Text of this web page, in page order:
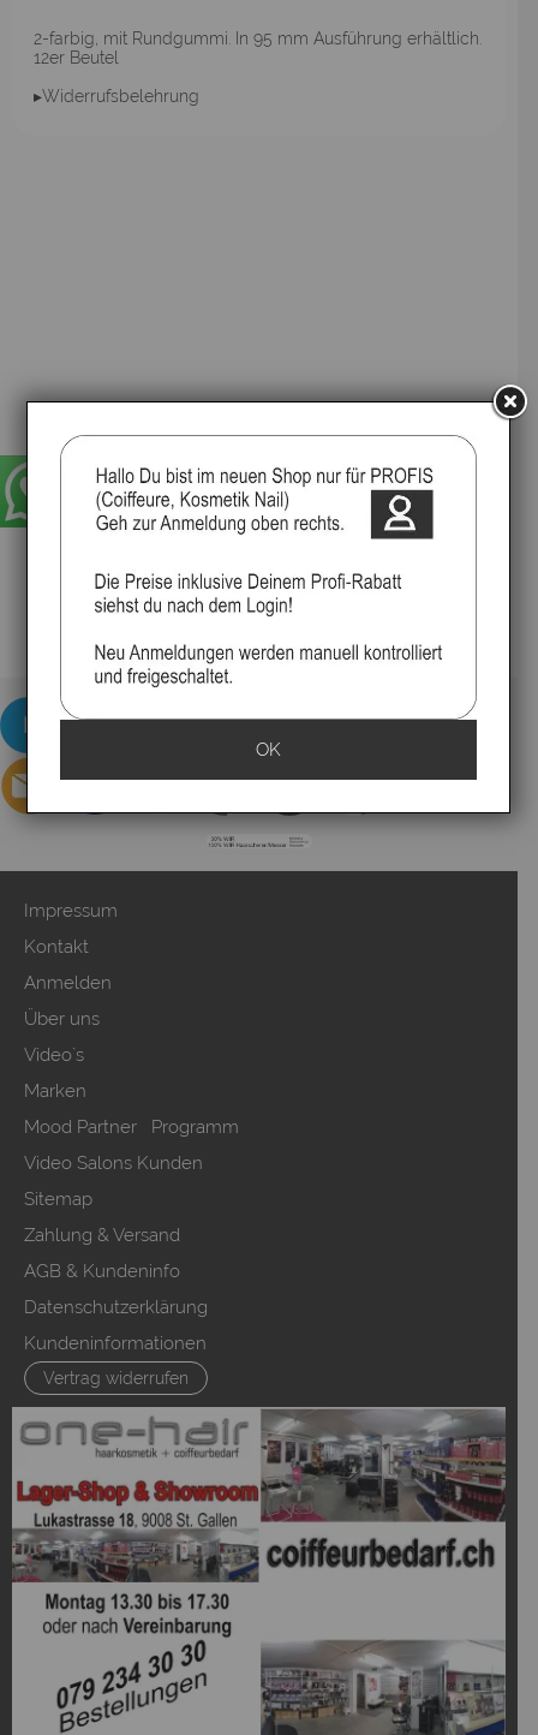
2-farbig, mit Rundgummi. In 95 mm Ausführung erhältlich.
12er Beutel
▸Widerrufsbelehrung
Impressum
Kontakt
Anmelden
Über uns
Video`s
Marken
Mood Partner Programm
Video Salons Kunden
Sitemap
Zahlung & Versand
AGB & Kundeninfo
Datenschutzerklärung
Kundeninformationen
Vertrag widerrufen
OK